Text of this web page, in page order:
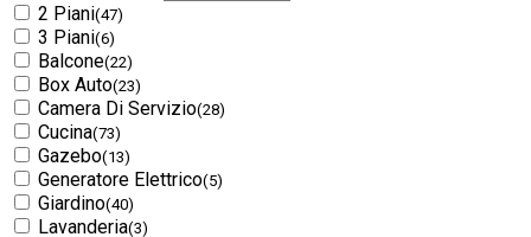
2 Piani(47)
3 Piani(6)
Balcone(22)
Box Auto(23)
Camera Di Servizio(28)
Cucina(73)
Gazebo(13)
Generatore Elettrico(5)
Giardino(40)
Lavanderia(3)